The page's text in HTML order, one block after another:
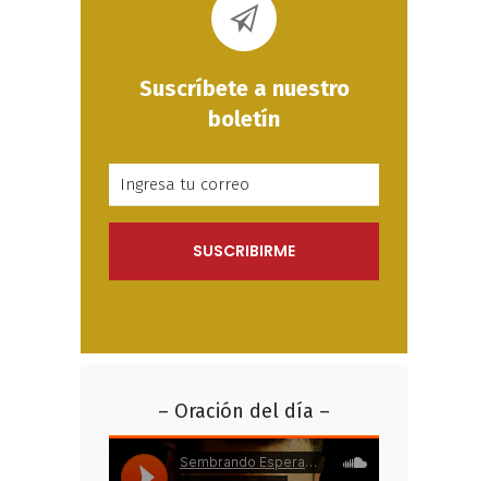
Suscríbete a nuestro
boletín
– Oración del día –